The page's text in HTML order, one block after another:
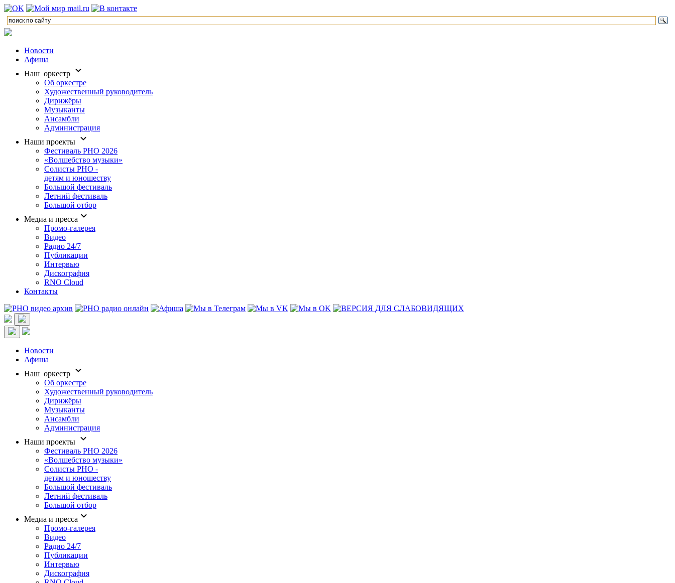
Новости
Афиша
Наш оркестр
Об оркестре
Художественный руководитель
Дирижёры
Музыканты
Ансамбли
Администрация
Наши проекты
Фестиваль РНО 2026
«Волшебство музыки»
Солисты РНО -
детям и юношеству
Большой фестиваль
Летний фестиваль
Большой отбор
Медиа и пресса
Промо-галерея
Видео
Радио 24/7
Публикации
Интервью
Дискография
RNO Cloud
Контакты
Новости
Афиша
Наш оркестр
Об оркестре
Художественный руководитель
Дирижёры
Музыканты
Ансамбли
Администрация
Наши проекты
Фестиваль РНО 2026
«Волшебство музыки»
Солисты РНО -
детям и юношеству
Большой фестиваль
Летний фестиваль
Большой отбор
Медиа и пресса
Промо-галерея
Видео
Радио 24/7
Публикации
Интервью
Дискография